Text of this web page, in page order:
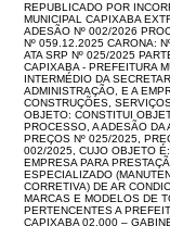
REPUBLICADO POR
MUNICIPAL CAPIXABA
ADESÃO Nº 002/2026
Nº 059.12.2025 CARONA:
ATA SRP Nº 025/2025
CAPIXABA - PREFEITURA
INTERMÉDIO DA
ADMINISTRAÇÃO, E A
CONSTRUÇÕES,
OBJETO: CONSTITUI
PROCESSO, A ADESÃO DA
PREÇOS Nº 025/2025,
002/2025, CUJO OBJETO
EMPRESA PARA
ESPECIALIZADO
CORRETIVA) DE AR
MARCAS E MODELOS DE
PERTENCENTES A
CAPIXABA 02.000 –